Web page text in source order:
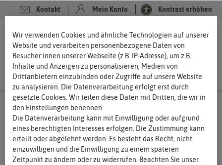
Kontakt Mein Konto Kontrast erhöhen
0 0
Wir verwenden Cookies und ähnliche Technologien auf unserer
Website und verarbeiten personenbezogene Daten von
Besucher:innen unserer Webseite (z.B. IP-Adresse), um z.B.
Inhalte und Anzeigen zu personalisieren, Medien von
Drittanbietern einzubinden oder Zugriffe auf unsere Website
zu analysieren. Die Datenverarbeitung erfolgt erst durch
gesetzte Cookies. Wir teilen diese Daten mit Dritten, die wir in
den Einstellungen benennen.
Die Datenverarbeitung kann mit Einwilligung oder aufgrund
eines berechtigten Interesses erfolgen. Die Zustimmung kann
erteilt oder abgelehnt werden. Es besteht das Recht, nicht
einzuwilligen und die Einwilligung zu einem späteren
Zeitpunkt zu ändern oder zu widerrufen. Beachten Sie unser